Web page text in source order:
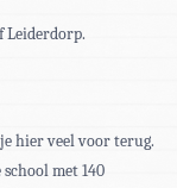
Leiderdorp.
hier veel voor terug.
met 140